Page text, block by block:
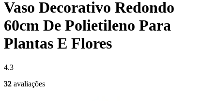
Vaso Decorativo Redondo
60cm De Polietileno Para
Plantas E Flores
4.3
32 avaliações